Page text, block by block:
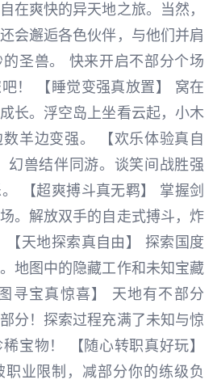
在爽快的异天地之旅。当然，
会邂逅各色伙伴，与他们并肩
圣兽。 快来开启不部分个场
！ 【睡觉变强真放置】 窝在
长。浮空岛上坐看云起，小木
羊边变强。 【欢乐体验真自
幻兽结伴同游。谈笑间战胜强
【超爽搏斗真无羁】 掌握剑
。解放双手的自走式搏斗，炸
【天地探索真自由】 探索国度
地图中的隐藏工作和未知宝藏
寻宝真惊喜】 天地有不部分
分！探索过程充满了未知与惊
宝物！ 【随心转职真好玩】
业限制，减部分你的练级负